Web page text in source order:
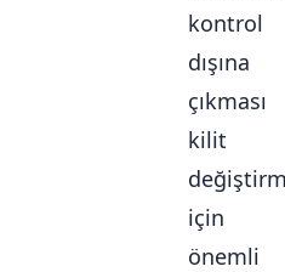
kontrol
dışına
çıkması
kilit
için
önemli